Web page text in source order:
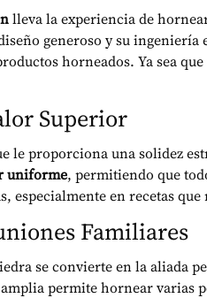
lleva la experiencia de
generoso y su
horneados. Ya sea
Superior
le proporciona una solidez
uniforme, permitiendo que
especialmente en recetas
Familiares
se convierte en la aliada
permite hornear